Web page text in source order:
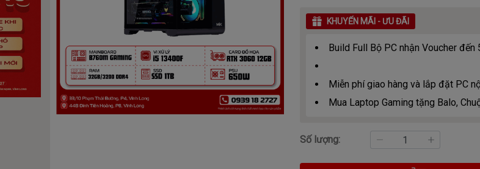
KHUYẾN MÃI - ƯU ĐÃI
Build Full Bộ PC nhận Voucher đến
Miễn phí giao hàng và lắp đặt PC
Mua Laptop Gaming tặng Balo,
Số lượng: